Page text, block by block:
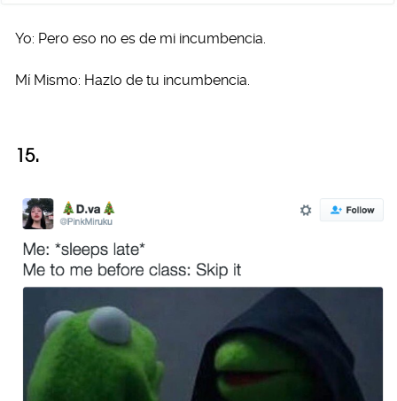
Yo: Pero eso no es de mi incumbencia.
Mí Mismo: Hazlo de tu incumbencia.
15.